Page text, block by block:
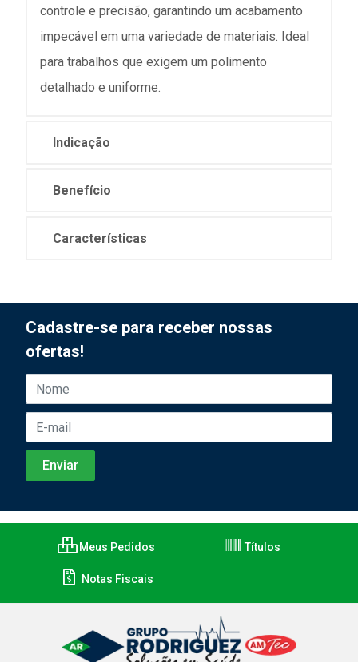
controle e precisão, garantindo um acabamento
impecável em uma variedade de materiais. Ideal
para trabalhos que exigem um polimento
detalhado e uniforme.
Indicação
Benefício
Características
Cadastre-se para receber nossas
ofertas!
Meus Pedidos Títulos
Notas Fiscais